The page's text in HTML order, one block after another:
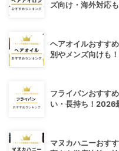
ズ向け・海外対応
ヘアオイルおすす
別やメンズ向けも！
フライパンおすす
い・長持ち！2026
マヌカハニーおす